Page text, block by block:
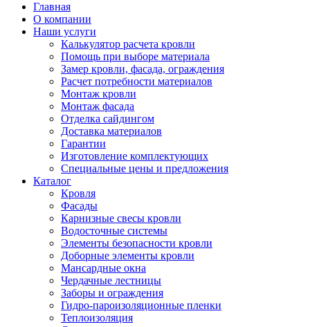
Главная
О компании
Наши услуги
Калькулятор расчета кровли
Помощь при выборе материала
Замер кровли, фасада, ограждения
Расчет потребности материалов
Монтаж кровли
Монтаж фасада
Отделка сайдингом
Доставка материалов
Гарантии
Изготовление комплектующих
Специальные цены и предложения
Каталог
Кровля
Фасады
Карнизные свесы кровли
Водосточные системы
Элементы безопасности кровли
Доборные элементы кровли
Мансардные окна
Чердачные лестницы
Заборы и ограждения
Гидро-пароизоляционные пленки
Теплоизоляция